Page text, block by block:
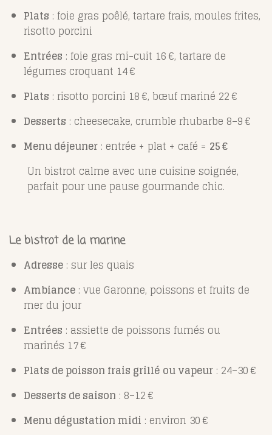
Plats : foie gras poêlé, tartare frais, moules frites,
risotto porcini
Entrées : foie gras mi-cuit 16 €, tartare de
légumes croquant 14 €
Plats : risotto porcini 18 €, bœuf mariné 22 €
Desserts : cheesecake, crumble rhubarbe 8–9 €
Menu déjeuner : entrée + plat + café = 25 €
Un bistrot calme avec une cuisine soignée,
parfait pour une pause gourmande chic.
Le bistrot de la marine
Adresse : sur les quais
Ambiance : vue Garonne, poissons et fruits de
mer du jour
Entrées : assiette de poissons fumés ou
marinés 17 €
Plats de poisson frais grillé ou vapeur : 24–30 €
Desserts de saison : 8–12 €
Menu dégustation midi : environ 30 €